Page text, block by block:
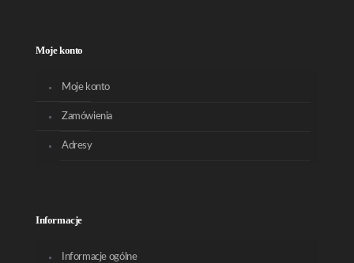
Moje konto
Moje konto
Zamówienia
Adresy
Informacje
Informacje ogólne